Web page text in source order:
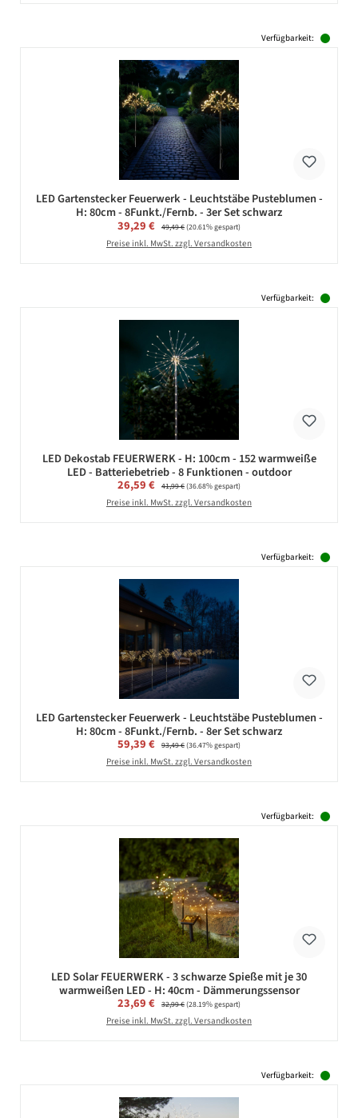
Verfügbarkeit:
LED Gartenstecker Feuerwerk - Leuchtstäbe Pusteblumen -
H: 80cm - 8Funkt./Fernb. - 3er Set schwarz
Verkaufspreis:
39,29 € Regulärer Preis:
49,49 €(20.61% gespart)
Preise inkl. MwSt. zzgl. Versandkosten
Verfügbarkeit:
LED Dekostab FEUERWERK - H: 100cm - 152 warmweiße
LED - Batteriebetrieb - 8 Funktionen - outdoor
Verkaufspreis:
26,59 € Regulärer Preis:
41,99 €(36.68% gespart)
Preise inkl. MwSt. zzgl. Versandkosten
Verfügbarkeit:
LED Gartenstecker Feuerwerk - Leuchtstäbe Pusteblumen -
H: 80cm - 8Funkt./Fernb. - 8er Set schwarz
Verkaufspreis:
59,39 € Regulärer Preis:
93,49 €(36.47% gespart)
Preise inkl. MwSt. zzgl. Versandkosten
Verfügbarkeit:
LED Solar FEUERWERK - 3 schwarze Spieße mit je 30
warmweißen LED - H: 40cm - Dämmerungssensor
Verkaufspreis:
23,69 € Regulärer Preis:
32,99 €(28.19% gespart)
Preise inkl. MwSt. zzgl. Versandkosten
Verfügbarkeit: